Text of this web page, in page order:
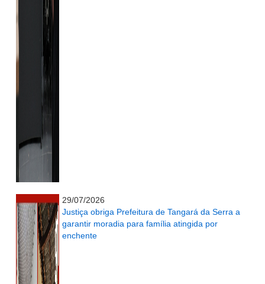
29/07/2026
Justiça obriga Prefeitura de Tangará da Serra a
garantir moradia para família atingida por
enchente